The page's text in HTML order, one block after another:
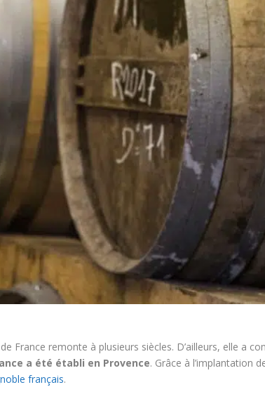
France remonte à plusieurs siècles. D’ailleurs, elle a
a été établi en Provence. Grâce à l’implantation
français.